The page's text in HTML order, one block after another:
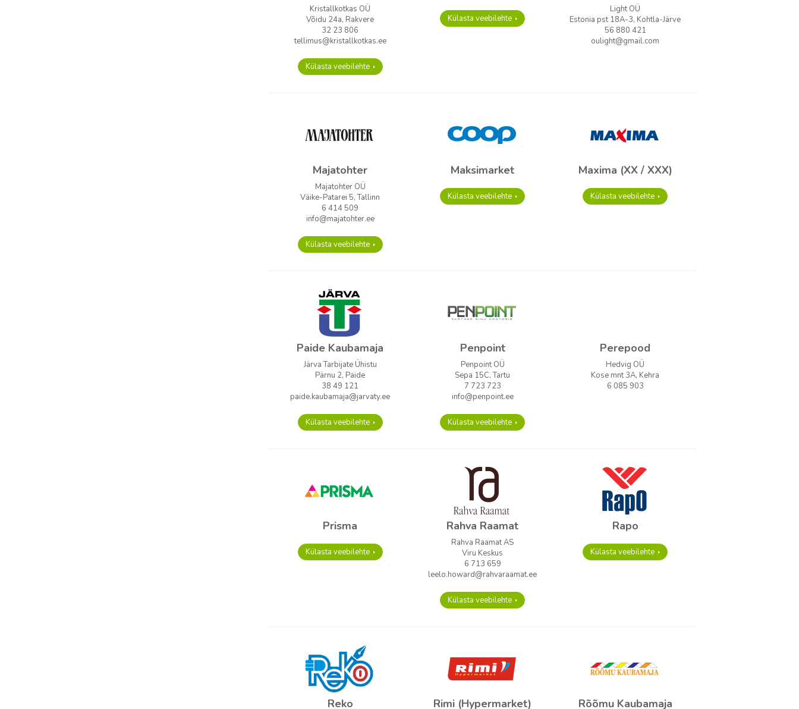
Kristallkotkas OÜ
Võidu 24a, Rakvere
32 23 806
tellimus@kristallkotkas.ee
Külasta veebilehte
Külasta veebilehte
Light OÜ
Estonia pst 18A-3, Kohtla-Järve
56 880 421
oulight@gmail.com
Majatohter
Majatohter OÜ
Väike-Patarei 5, Tallinn
6 414 509
info@majatohter.ee
Külasta veebilehte
Maksimarket
Külasta veebilehte
Maxima (XX / XXX)
Külasta veebilehte
Paide Kaubamaja
Järva Tarbijate Ühistu
Pärnu 2, Paide
38 49 121
paide.kaubamaja@jarvaty.ee
Külasta veebilehte
Penpoint
Penpoint OÜ
Sepa 15C, Tartu
7 723 723
info@penpoint.ee
Külasta veebilehte
Perepood
Hedvig OÜ
Kose mnt 3A, Kehra
6 085 903
Prisma
Külasta veebilehte
Rahva Raamat
Rahva Raamat AS
Viru Keskus
6 713 659
leelo.howard@rahvaraamat.ee
Külasta veebilehte
Rapo
Külasta veebilehte
Reko Rimi (Hypermarket) Rõõmu Kaubamaja